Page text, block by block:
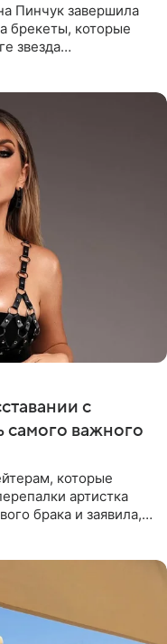
Пинчук завершила
брекеты, которые
звезда
с
важного
которые
артистка
брака и заявила,